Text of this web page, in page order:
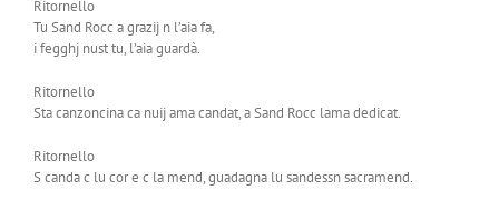
Ritornello
Tu Sand Rocc a grazij n l’aia fa,
i fegghj nust tu, l’aia guardà.
Ritornello
Sta canzoncina ca nuij ama candat, a Sand Rocc lama dedicat.
Ritornello
S canda c lu cor e c la mend, guadagna lu sandessn sacramend.